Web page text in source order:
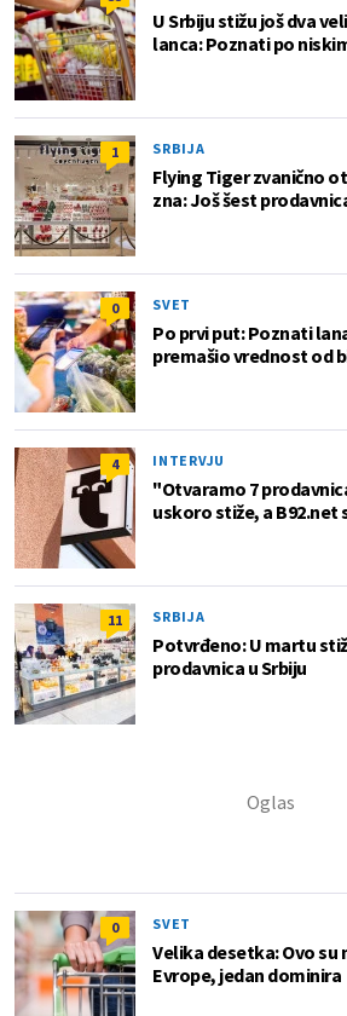
U Srbiju stižu još dva
lanca: Poznati po
1 SRBIJA
Flying Tiger zvanično
zna: Još šest
0 SVET
Po prvi put: Poznati
premašio vrednost od
4 INTERVJU
"Otvaramo 7
uskoro stiže, a B92.net
11 SRBIJA
Potvrđeno: U martu
prodavnica u Srbiju
0 SVET
Velika desetka: Ovo su
Evrope, jedan dominira